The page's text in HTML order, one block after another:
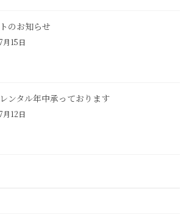
のお知らせ
月15日
ンタル年中承っております
月12日